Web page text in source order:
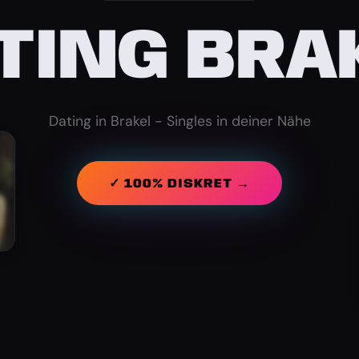
Dating in Brakel - Singles in deiner Nähe
✓ 100% DISKRET →